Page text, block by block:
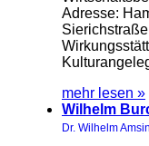
Adresse:
mehr lesen »
Wilhelm
Dr. Wilhelm